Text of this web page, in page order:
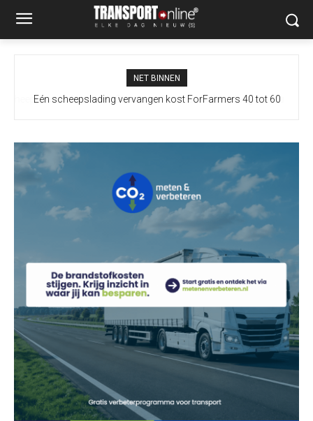
NET BINNEN
Eén scheepslading vervangen kost ForFarmers 40 tot 60